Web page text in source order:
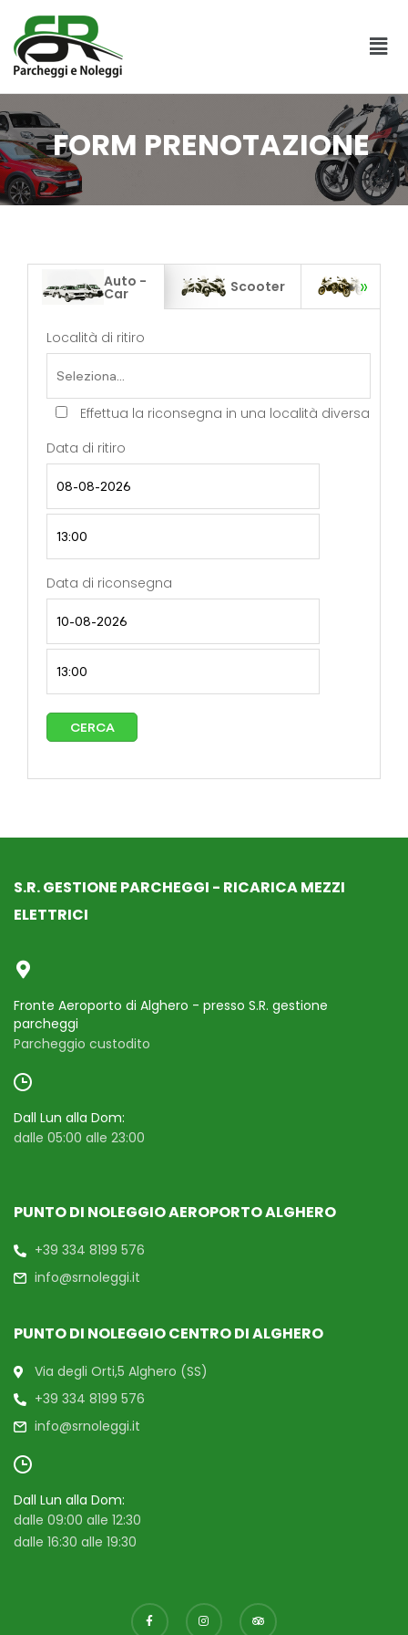
FORM PRENOTAZIONE
Auto -
Car Scooter
Località di ritiro
Effettua la riconsegna in una località diversa
Data di ritiro
Data di riconsegna
CERCA
S.R. GESTIONE PARCHEGGI - RICARICA MEZZI
ELETTRICI
Fronte Aeroporto di Alghero - presso S.R. gestione
parcheggi
Parcheggio custodito​
Dall Lun alla Dom:
dalle 05:00 alle 23:00
PUNTO DI NOLEGGIO AEROPORTO ALGHERO
+39 334 8199 576
info@srnoleggi.it
PUNTO DI NOLEGGIO CENTRO DI ALGHERO
Via degli Orti,5 Alghero (SS)
+39 334 8199 576
info@srnoleggi.it
Dall Lun alla Dom:
dalle 09:00 alle 12:30
dalle 16:30 alle 19:30